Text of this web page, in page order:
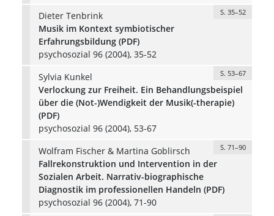
Dieter Tenbrink
S. 35–52
Musik im Kontext symbiotischer
Erfahrungsbildung (PDF)
psychosozial 96 (2004), 35-52
Sylvia Kunkel
S. 53–67
Verlockung zur Freiheit. Ein Behandlungsbeispiel
über die (Not-)Wendigkeit der Musik(-therapie)
(PDF)
psychosozial 96 (2004), 53-67
Wolfram Fischer & Martina Goblirsch
S. 71–90
Fallrekonstruktion und Intervention in der
Sozialen Arbeit. Narrativ-biographische
Diagnostik im professionellen Handeln (PDF)
psychosozial 96 (2004), 71-90